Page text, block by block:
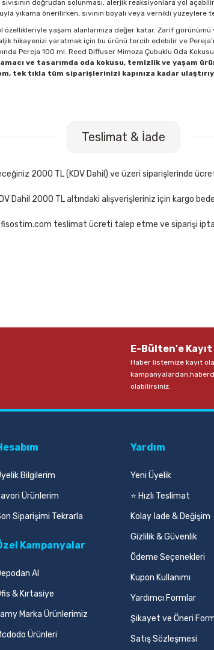
doğrudan solunması, alerjik reaksiyonlara yol
önerilirken, sıvının boyalı veya vernikli yüzeylere
yaşam alanlarınıza değer katar. Zarif
hikayenizi yaratmak için bu ürünü tercih edebilir ve
Pereja 100 ml. Reed Diffuser Mimoza Çubuklu Oda
ve tasarımda oda kokusu, temizlik ve yaşam
tek tıkla tüm siparişlerinizi kapınıza kadar
Teslimat & İade
2000 TL (KDV Dahil) ve üzeri siparişlerinde
Dahil 2000 TL altındaki alışverişleriniz için kargo
teslimat ücreti talep etme ve siparişi
E-Bülten'e Kayıt
Haber listemize kayıt
olabilirsiniz.
Bilgilerim
Ürünlerim
Siparişimi Tekrarla
Kampanyalar
Al
& Kırtasiye
Marka Ürünlerimiz
Ürünleri
Yardım
Yeni Üyelik
⭐ Hızlı Teslimat
Kolay İade & Değişim
Gizlilik & Güvenlik
Ödeme Seçenekleri
Kupon Kullanımı
Yardımcı Formlar
Şikayet ve Öneri
Satış Sözleşmesi